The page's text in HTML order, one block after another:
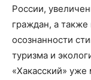
России,
граждан, а
осознанности
туризма и
«Хакасский» уже